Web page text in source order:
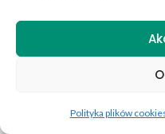
Polityka plików